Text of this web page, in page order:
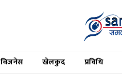
विजनेस खेलकुद प्रविधि